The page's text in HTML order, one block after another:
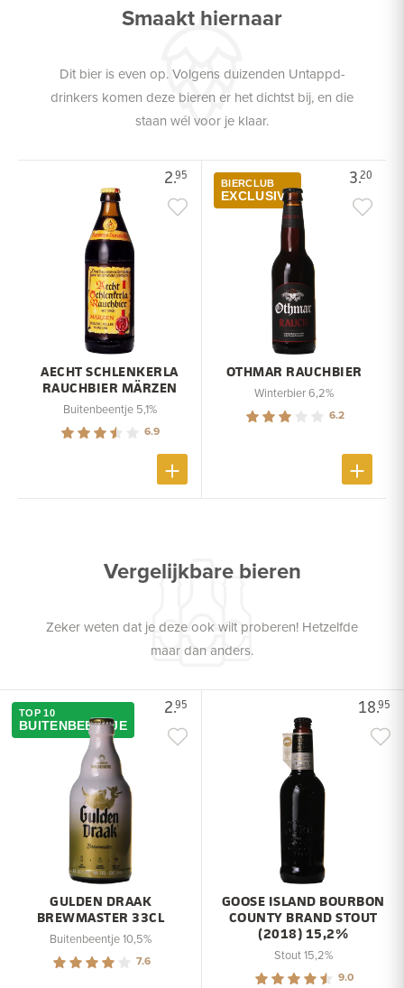
Smaakt hiernaar
Dit bier is even op. Volgens duizenden Untappd-
drinkers komen deze bieren er het dichtst bij, en die
staan wél voor je klaar.
2.95
AECHT SCHLENKERLA
RAUCHBIER MÄRZEN
Buitenbeentje 5,1%
6.9
3.20
BIERCLUB
EXCLUSIVE
OTHMAR RAUCHBIER
Winterbier 6,2%
6.2
Vergelijkbare bieren
Zeker weten dat je deze ook wilt proberen! Hetzelfde
maar dan anders.
2.95
TOP 10
BUITENBEENTJE
GULDEN DRAAK
BREWMASTER 33CL
Buitenbeentje 10,5%
7.6
18.95
GOOSE ISLAND BOURBON
COUNTY BRAND STOUT
(2018) 15,2%
Stout 15,2%
9.0